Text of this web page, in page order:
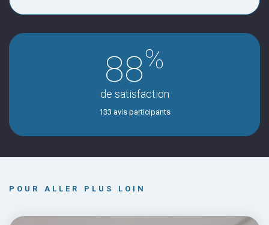
88%
de satisfaction
133 avis participants
POUR ALLER PLUS LOIN